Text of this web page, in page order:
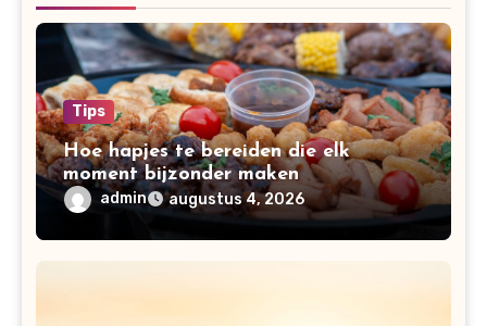
Tips
Hoe hapjes te bereiden die elk
moment bijzonder maken
admin augustus 4, 2026